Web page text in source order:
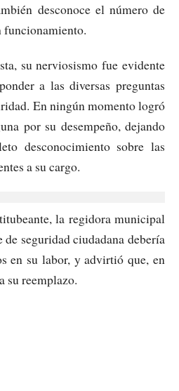
desconoce el número de
funcionamiento.
su nerviosismo fue evidente
a las diversas preguntas
En ningún momento logró
por su desempeño, dejando
desconocimiento sobre las
a su cargo.
la regidora municipal
seguridad ciudadana debería
en su labor, y advirtió que, en
su reemplazo.